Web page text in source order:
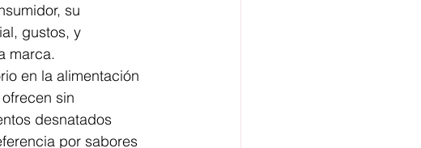
su
gustos, y
marca.
en la alimentación
sin
desnatados
por sabores